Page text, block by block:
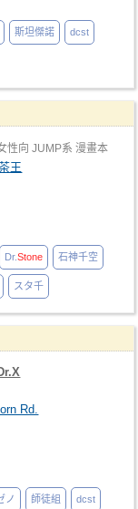
斯坦傑諾 dcst
性向 JUMP系 漫畫本
王
Dr.Stone 石神千空
スタ千
Rd.
ノ 師徒組 dcst